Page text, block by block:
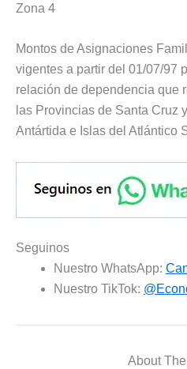
Zona 4
Montos de Asignaciones
vigentes a partir del 01/07/97
relación de dependencia que
las Provincias de Santa Cruz
Antártida e Islas del Atlántico
Seguinos
Nuestro WhatsApp:
Nuestro TikTok:
About